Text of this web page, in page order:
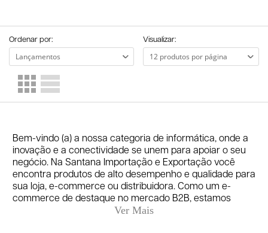
Ordenar por: Visualizar:
Bem-vindo (a) a nossa categoria de informática, onde a
inovação e a conectividade se unem para apoiar o seu
negócio. Na Santana Importação e Exportação você
encontra produtos de alto desempenho e qualidade para
sua loja, e-commerce ou distribuidora. Como um e-
commerce de destaque no mercado B2B, estamos
comprometidos em oferecer uma ampla gama de